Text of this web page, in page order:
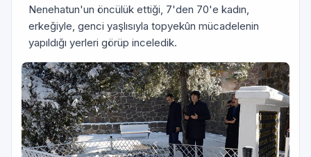
Nenehatun'un öncülük ettiği, 7'den 70'e kadın,
erkeğiyle, genci yaşlısıyla topyekûn mücadelenin
yapıldığı yerleri görüp inceledik.